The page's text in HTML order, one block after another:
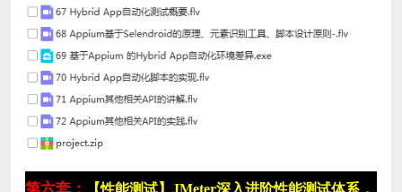
第六套： 【性能测试】JMeter深入进阶性能测试体系，